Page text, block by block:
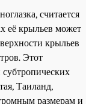
считается
её крыльев может
крыльев
Этот
Таиланд,
размерам и